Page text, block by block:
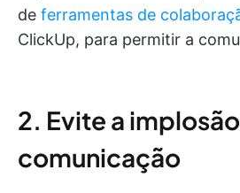
de ferramentas de
ClickUp, para permitir a
2. Evite a
comunicação